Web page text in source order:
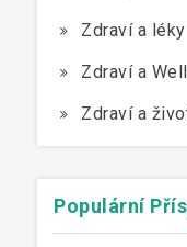
Zdraví a léky
Zdraví a
Zdraví a
Populární